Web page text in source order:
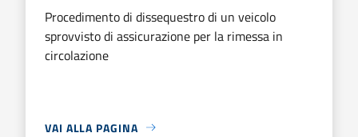
Procedimento di dissequestro di un veicolo
sprovvisto di assicurazione per la rimessa in
circolazione
VAI ALLA PAGINA